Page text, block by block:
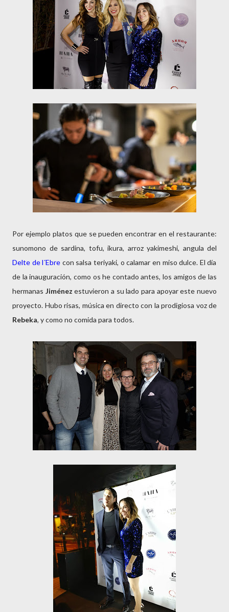
Por ejemplo platos que se pueden encontrar en el restaurante:
sunomono de sardina, tofu, ikura, arroz yakimeshi, angula del
Delte de l´Ebre con salsa teriyaki, o calamar en miso dulce. El día
de la inauguración, como os he contado antes, los amigos de las
hermanas Jiménezestuvieron a su lado para apoyar este nuevo
proyecto. Hubo risas, música en directo con la prodigiosa voz de
Rebeka, y como no comida para todos.